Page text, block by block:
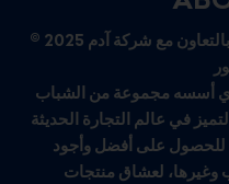
© 2025 شركة إيت مايل للاستيراد والتصدير بالتعاون مع شركة آدم
أسسه مجموعة من الشباب
للحصول على أفضل وأجود
وغيرها، لعشاق منتجات